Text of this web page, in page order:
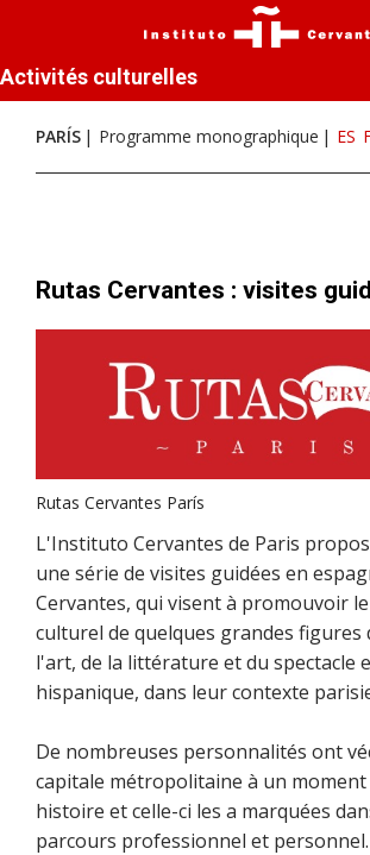
Activités culturelles
PARÍS Programme monographique ES
Rutas Cervantes : visites
Rutas Cervantes París
L'Instituto Cervantes de Paris
une série de visites guidées en
Cervantes, qui visent à promouvoir
culturel de quelques grandes figures
l'art, de la littérature et du spectacle
hispanique, dans leur contexte
De nombreuses personnalités ont
capitale métropolitaine à un
histoire et celle-ci les a marquées
parcours professionnel et personnel.